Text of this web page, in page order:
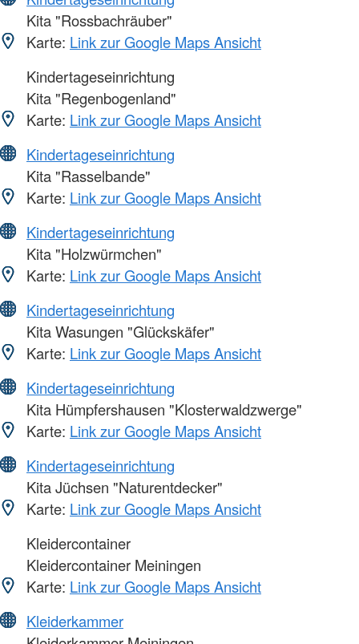
Kita "Rossbachräuber"
Karte: Link zur Google Maps Ansicht
Kindertageseinrichtung
Kita "Regenbogenland"
Karte: Link zur Google Maps Ansicht
Kindertageseinrichtung
Kita "Rasselbande"
Karte: Link zur Google Maps Ansicht
Kindertageseinrichtung
Kita "Holzwürmchen"
Karte: Link zur Google Maps Ansicht
Kindertageseinrichtung
Kita Wasungen "Glückskäfer"
Karte: Link zur Google Maps Ansicht
Kindertageseinrichtung
Kita Hümpfershausen "Klosterwaldzwerge"
Karte: Link zur Google Maps Ansicht
Kindertageseinrichtung
Kita Jüchsen "Naturentdecker"
Karte: Link zur Google Maps Ansicht
Kleidercontainer
Kleidercontainer Meiningen
Karte: Link zur Google Maps Ansicht
Kleiderkammer